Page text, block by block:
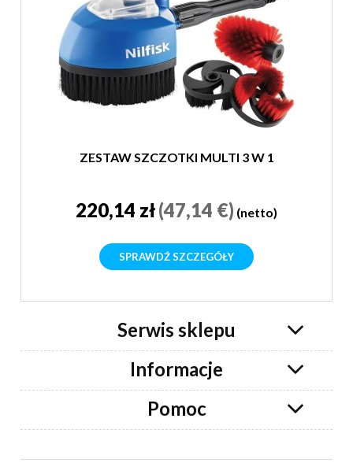
ZESTAW SZCZOTKI MULTI 3 W 1
220,14 zł(47,14 €) (netto)
SPRAWDŹ SZCZEGÓŁY
Serwis sklepu
Informacje
Pomoc